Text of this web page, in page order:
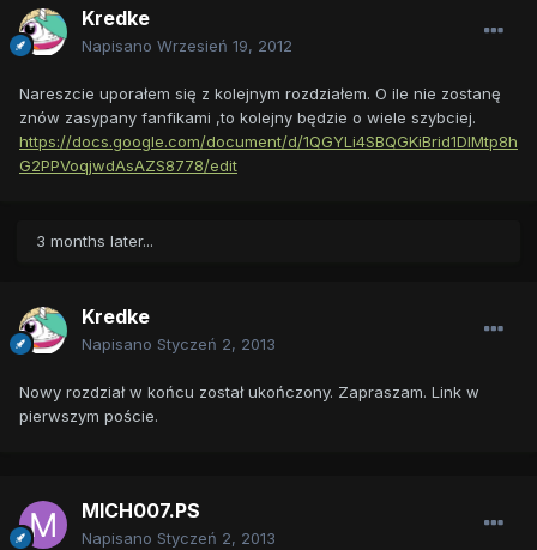
Kredke
Napisano Wrzesień 19, 2012
Nareszcie uporałem się z kolejnym rozdziałem. O ile nie zostanę
znów zasypany fanfikami ,to kolejny będzie o wiele szybciej.
https://docs.google.com/document/d/1QGYLi4SBQGKiBrid1DIMtp8h
G2PPVoqjwdAsAZS8778/edit
3 months later...
Kredke
Napisano Styczeń 2, 2013
Nowy rozdział w końcu został ukończony. Zapraszam. Link w
pierwszym poście.
MICH007.PS
Napisano Styczeń 2, 2013